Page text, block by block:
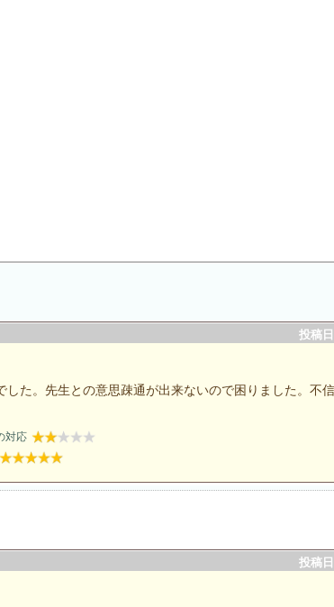
投稿
た。先生との意思疎通が出来ないので困りました。不
対応
投稿